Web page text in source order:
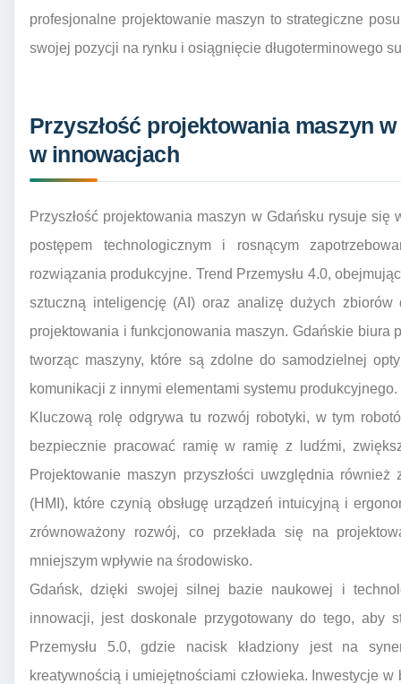
profesjonalne projektowanie maszyn to strategiczne
swojej pozycji na rynku i osiągnięcie długoterminowego
Przyszłość projektowania maszyn
w innowacjach
Przyszłość projektowania maszyn w Gdańsku rysuje
postępem technologicznym i rosnącym
rozwiązania produkcyjne. Trend Przemysłu 4.0,
sztuczną inteligencję (AI) oraz analizę dużych
projektowania i funkcjonowania maszyn. Gdańskie biura
tworząc maszyny, które są zdolne do samodzielnej
komunikacji z innymi elementami systemu produkcyjnego.
Kluczową rolę odgrywa tu rozwój robotyki, w tym
bezpiecznie pracować ramię w ramię z ludźmi,
Projektowanie maszyn przyszłości uwzględnia również
(HMI), które czynią obsługę urządzeń intuicyjną i
zrównoważony rozwój, co przekłada się na
mniejszym wpływie na środowisko.
Gdańsk, dzięki swojej silnej bazie naukowej i
innowacji, jest doskonale przygotowany do tego, aby
Przemysłu 5.0, gdzie nacisk kładziony jest na
kreatywnością i umiejętnościami człowieka. Inwestycje